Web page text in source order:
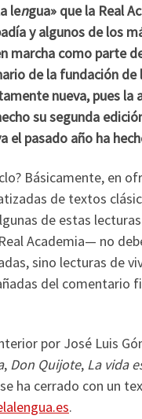
lengua» que la Real
y algunos de los
marcha como parte
de la fundación de
nueva, pues la
su segunda
el pasado año ha
Básicamente, en
de textos
de estas
Academia— no
sino lecturas de
del comentario
por José Luis
, Don Quijote, La vida
ha cerrado con un
.